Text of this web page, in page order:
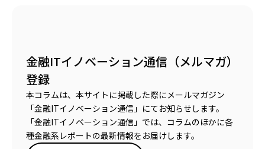
金融ITイノベーション通信（メルマガ）
登録
本コラムは、本サイトに掲載した際にメールマガジン
「金融ITイノベーション通信」にてお知らせします。
「金融ITイノベーション通信」では、コラムのほかに各
種金融系レポートの最新情報をお届けします。